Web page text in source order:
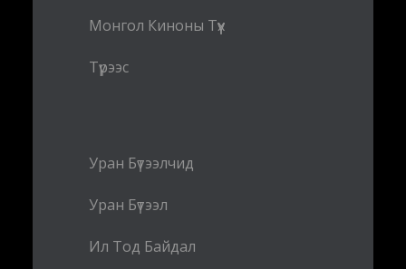
Монгол Киноны Түүх
Түрээс
Уран Бүтээлчид
Уран Бүтээл
Ил Тод Байдал